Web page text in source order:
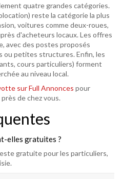
quatre grandes catégories.
reste la catégorie la plus
voitures comme deux-roues,
d'acheteurs locaux. Les offres
avec des postes proposés
ou petites structures. Enfin, les
cours particuliers) forment
au niveau local.
sur Full Annonces pour
de chez vous.
elles gratuites ?
gratuite pour les particuliers,